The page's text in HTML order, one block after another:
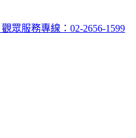
觀眾服務專線：02-2656-1599